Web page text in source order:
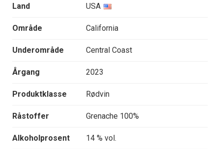
Land USA
Område California
Underområde Central Coast
Årgang 2023
Produktklasse Rødvin
Råstoffer Grenache 100%
Alkoholprosent 14 % vol.